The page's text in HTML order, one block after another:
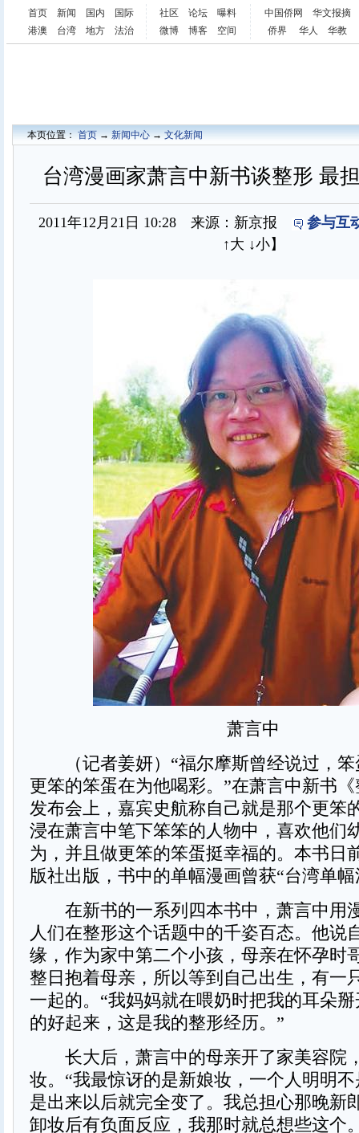
首页 新闻 国内
国际
港澳
台湾 地方 法治
社区 论坛
曝料
微博
博客 空间
中国侨网
华文报摘
侨界
华人 华教
本页位置：首页→新闻中心→文化新闻
台湾漫画家萧言中新书谈整形 最
2011年12月21日 10:28 来源：新京报
参与互
↑大 ↓小】
萧言中
（记者姜妍）“福尔摩斯曾经说过，笨
更笨的笨蛋在为他喝彩。”在萧言中新书
发布会上，嘉宾史航称自己就是那个更笨
浸在萧言中笔下笨笨的人物中，喜欢他们
为，并且做更笨的笨蛋挺幸福的。本书日
版社出版，书中的单幅漫画曾获“台湾单
在新书的一系列四本书中，萧言中用
人们在整形这个话题中的千姿百态。他说
缘，作为家中第二个小孩，母亲在怀孕时
整日抱着母亲，所以等到自己出生，有一
一起的。“我妈妈就在喂奶时把我的耳朵
的好起来，这是我的整形经历。”
长大后，萧言中的母亲开了家美容院
妆。“我最惊讶的是新娘妆，一个人明明
是出来以后就完全变了。我总担心那晚新
卸妆后有负面反应，我那时就总想些这个